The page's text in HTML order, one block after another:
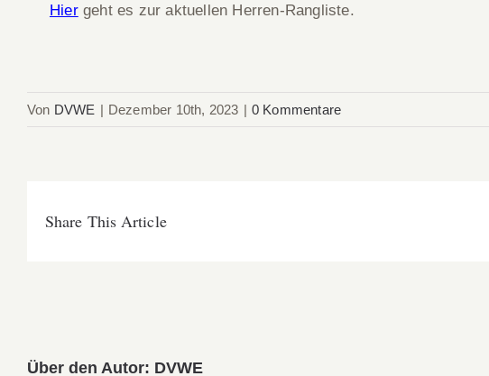
Hier geht es zur aktuellen Herren-Rangliste.
Von DVWE | Dezember 10th, 2023 | 0 Kommentare
Share This Article
Über den Autor: DVWE